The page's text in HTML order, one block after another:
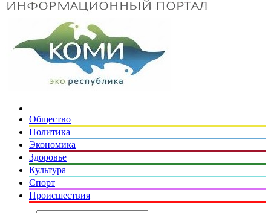
Общество
Политика
Экономика
Здоровье
Культура
Спорт
Происшествия